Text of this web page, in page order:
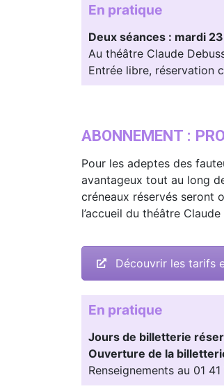
En pratique
Deux séances : mardi
Au théâtre Claude
Entrée libre, réservation
ABONNEMENT :
Pour les adeptes des
avantageux tout au long
créneaux réservés seront
l’accueil du théâtre
Découvrir les tarifs
En pratique
Jours de billetterie
Ouverture de la
Renseignements au 01